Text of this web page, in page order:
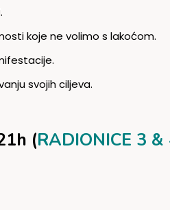
koje ne volimo s lakoćom.
svojih ciljeva.
(RADIONICE 3 &